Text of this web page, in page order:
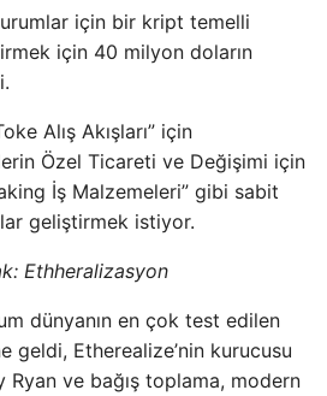
için bir kript temelli
için 40 milyon doların
Alış Akışları” için
Özel Ticareti ve Değişimi için
İş Malzemeleri” gibi sabit
geliştirmek istiyor.
Ethheralizasyon
dünyanın en çok test edilen
geldi, Etherealize’nin kurucusu
Ryan ve bağış toplama, modern